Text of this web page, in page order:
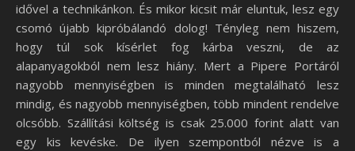
idővel a technikánkon. És mikor kicsit már eluntuk, lesz egy
csomó újabb kipróbálandó dolog! Tényleg nem hiszem,
hogy túl sok kísérlet fog kárba veszni, de az
alapanyagokból nem lesz hiány. Mert a Pipere Portáról
nagyobb mennyiségben is minden megtalálható lesz
mindig, és nagyobb mennyiségben, több mindent rendelve
olcsóbb. Szállítási költség is csak 25.000 forint alatt van
egy kis kevéske. De ilyen szempontból nézve is a